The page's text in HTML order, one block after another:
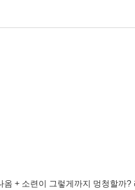
+ 소련이 그렇게까지 멍청할까?